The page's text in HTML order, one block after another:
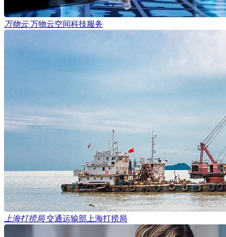
万物云 万物云空间科技服务
上海打捞局 交通运输部上海打捞局